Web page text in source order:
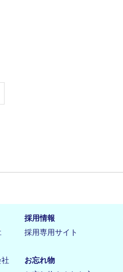
採用情報
採用専用サイト
お忘れ物